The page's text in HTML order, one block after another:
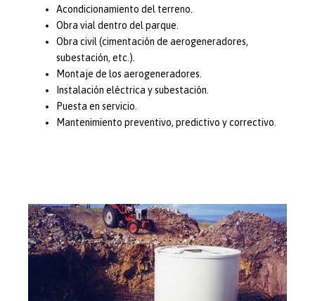
Acondicionamiento del terreno.
Obra vial dentro del parque.
Obra civil (cimentación de aerogeneradores,
subestación, etc.).
Montaje de los aerogeneradores.
Instalación eléctrica y subestación.
Puesta en servicio.
Mantenimiento preventivo, predictivo y correctivo.